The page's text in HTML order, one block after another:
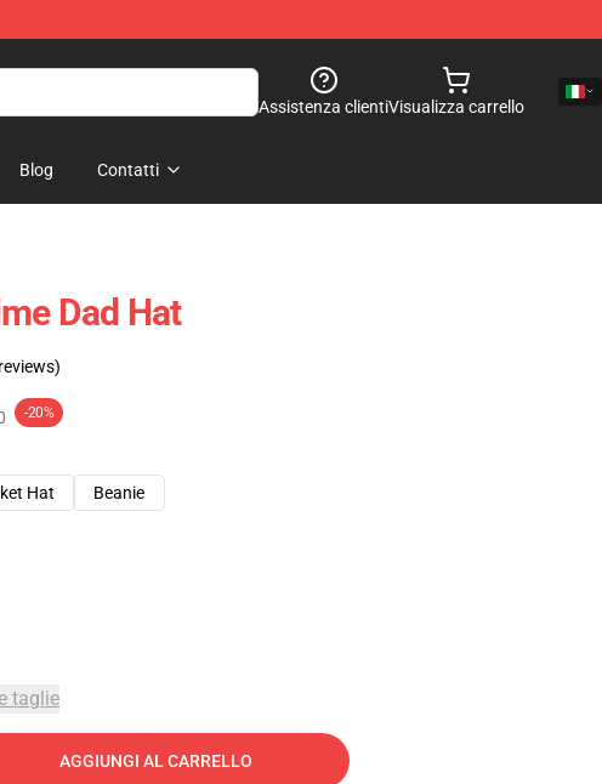
Assistenza clientiVisualizza carrello
Blog Contatti
Dad Hat
-20%
Hat
Beanie
taglie
AGGIUNGI AL CARRELLO